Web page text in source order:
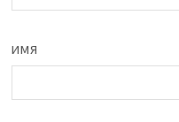
ИМЯ